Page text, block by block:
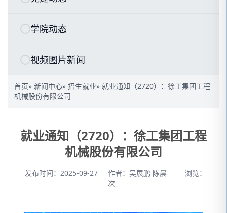
学院动态
视频图片新闻
首页» 新闻中心» 招生就业» 就业通知（2720）：徐工集团工程
机械股份有限公司
就业通知（2720）：徐工集团工程
机械股份有限公司
发布时间：2025-09-27 作者：吴展鹏 陈晨
浏览：
次